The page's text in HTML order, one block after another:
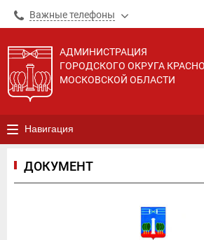
Важные телефоны
АДМИНИСТРАЦИЯ
ГОРОДСКОГО ОКРУГА
МОСКОВСКОЙ ОБЛАСТИ
Навигация
ДОКУМЕНТ